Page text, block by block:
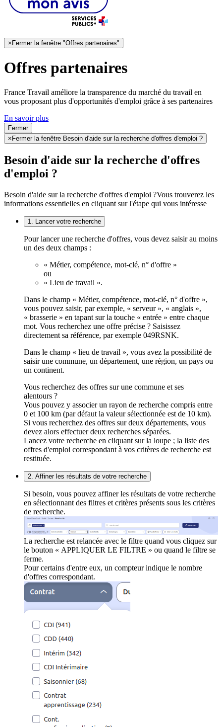
× Fermer la fenêtre "Offres partenaires"
Offres partenaires
France Travail améliore la transparence du marché du travail en
vous proposant plus d'opportunités d'emploi grâce à ses partenaires
En savoir plus
Fermer
× Fermer la fenêtre Besoin d'aide sur la recherche d'offres d'emploi ?
Besoin d'aide sur la recherche d'offres
d'emploi ?
Besoin d'aide sur la recherche d'offres d'emploi ?Vous trouverez les
informations essentielles en cliquant sur l'étape qui vous intéresse
1. Lancer votre recherche
Pour lancer une recherche d'offres, vous devez saisir au moins
un des deux champs :
« Métier, compétence, mot-clé, n° d'offre »
ou
« Lieu de travail ».
Dans le champ « Métier, compétence, mot-clé, n° d'offre »,
vous pouvez saisir, par exemple, « serveur », « anglais »,
« brasserie » en tapant sur la touche « entrée » entre chaque
mot. Vous recherchez une offre précise ? Saisissez
directement sa référence, par exemple 049RSNK.
Dans le champ « lieu de travail », vous avez la possibilité de
saisir une commune, un département, une région, un pays ou
un continent.
Vous recherchez des offres sur une commune et ses
alentours ?
Vous pouvez y associer un rayon de recherche compris entre
0 et 100 km (par défaut la valeur sélectionnée est de 10 km).
Si vous recherchez des offres sur deux départements, vous
devez alors effectuer deux recherches séparées.
Lancez votre recherche en cliquant sur la loupe ; la liste des
offres d'emploi correspondant à vos critères de recherche est
restituée.
2. Affiner les résultats de votre recherche
Si besoin, vous pouvez affiner les résultats de votre recherche
en sélectionnant des filtres et critères présents sous les critères
de recherche.
La recherche est relancée avec le filtre quand vous cliquez sur
le bouton « APPLIQUER LE FILTRE » ou quand le filtre se
ferme.
Pour certains d'entre eux, un compteur indique le nombre
d'offres correspondant.